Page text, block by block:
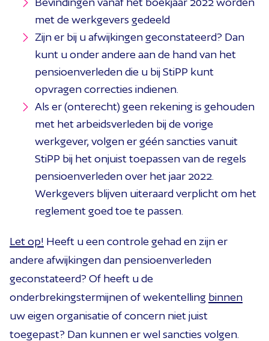
met de werkgevers gedeeld
Zijn er bij u afwijkingen geconstateerd? Dan
kunt u onder andere aan de hand van het
pensioenverleden die u bij StiPP kunt
opvragen correcties indienen.
Als er (onterecht) geen rekening is gehouden
met het arbeidsverleden bij de vorige
werkgever, volgen er géén sancties vanuit
StiPP bij het onjuist toepassen van de regels
pensioenverleden over het jaar 2022.
Werkgevers blijven uiteraard verplicht om het
reglement goed toe te passen.
Let op! Heeft u een controle gehad en zijn er
andere afwijkingen dan pensioenverleden
geconstateerd? Of heeft u de
onderbrekingstermijnen of wekentelling binnen
uw eigen organisatie of concern niet juist
toegepast? Dan kunnen er wel sancties volgen.